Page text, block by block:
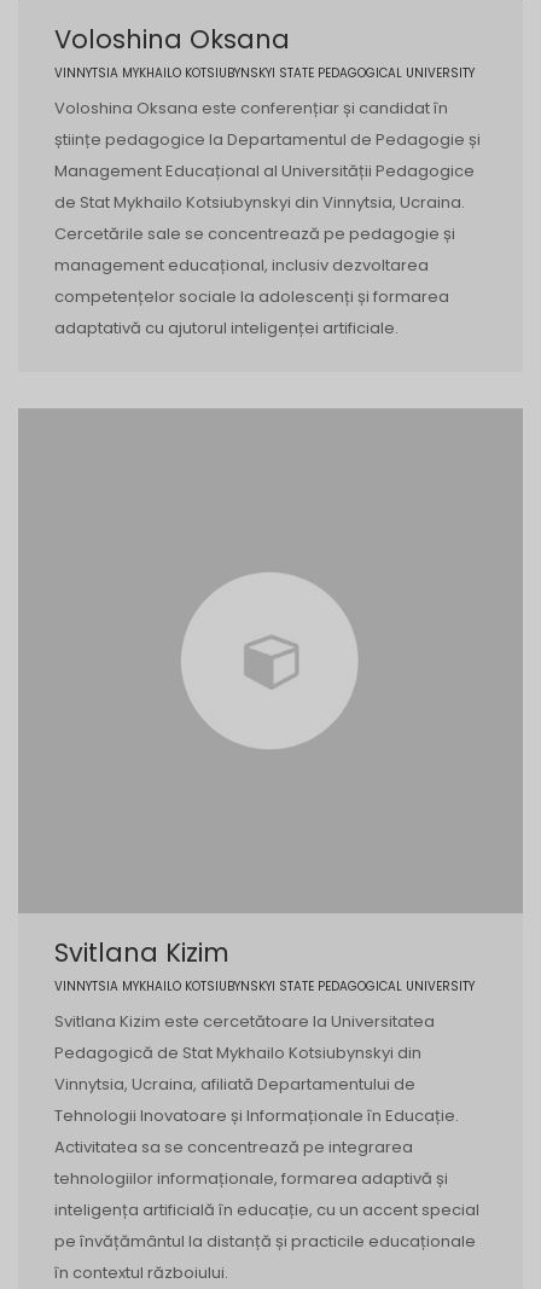
Voloshina Oksana
VINNYTSIA MYKHAILO KOTSIUBYNSKYI STATE PEDAGOGICAL UNIVERSITY
Voloshina Oksana este conferențiar și candidat în
științe pedagogice la Departamentul de Pedagogie și
Management Educațional al Universității Pedagogice
de Stat Mykhailo Kotsiubynskyi din Vinnytsia, Ucraina.
Cercetările sale se concentrează pe pedagogie și
management educațional, inclusiv dezvoltarea
competențelor sociale la adolescenți și formarea
adaptativă cu ajutorul inteligenței artificiale.
Svitlana Kizim
VINNYTSIA MYKHAILO KOTSIUBYNSKYI STATE PEDAGOGICAL UNIVERSITY
Svitlana Kizim este cercetătoare la Universitatea
Pedagogică de Stat Mykhailo Kotsiubynskyi din
Vinnytsia, Ucraina, afiliată Departamentului de
Tehnologii Inovatoare și Informaționale în Educație.
Activitatea sa se concentrează pe integrarea
tehnologiilor informaționale, formarea adaptivă și
inteligența artificială în educație, cu un accent special
pe învățământul la distanță și practicile educaționale
în contextul războiului.